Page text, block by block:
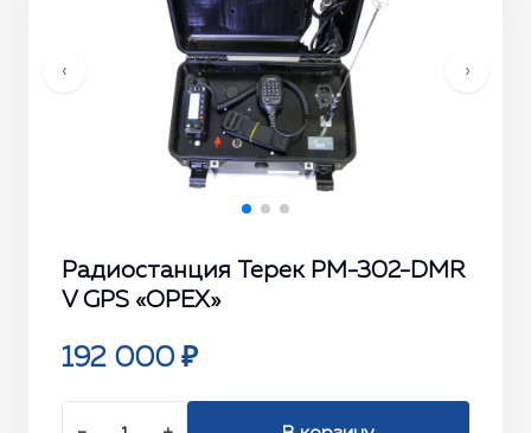
‹ ›
Радиостанция Терек РМ-302-DMR
V GPS «ОРЕХ»
192 000 ₽